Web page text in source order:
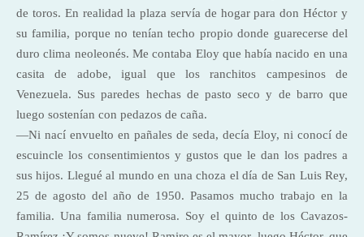
de toros. En realidad la plaza servía de hogar para don Héctor y
su familia, porque no tenían techo propio donde guarecerse del
duro clima neoleonés. Me contaba Eloy que había nacido en una
casita de adobe, igual que los ranchitos campesinos de
Venezuela. Sus paredes hechas de pasto seco y de barro que
luego sostenían con pedazos de caña.
—Ni nací envuelto en pañales de seda, decía Eloy, ni conocí de
escuincle los consentimientos y gustos que le dan los padres a
sus hijos. Llegué al mundo en una choza el día de San Luis Rey,
25 de agosto del año de 1950. Pasamos mucho trabajo en la
familia. Una familia numerosa. Soy el quinto de los Cavazos-